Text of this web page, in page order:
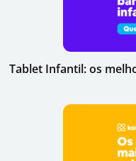
Tablet Infantil: os